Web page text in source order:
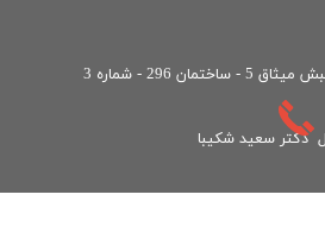
296 - شماره 3